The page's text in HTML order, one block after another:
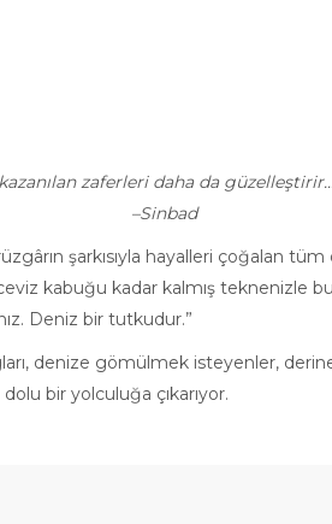
zaferleri daha da
şarkısıyla hayalleri çoğalan
kabuğu kadar kalmış teknenizle
Deniz bir tutkudur.”
denize gömülmek isteyenler,
bir yolculuğa çıkarıyor.